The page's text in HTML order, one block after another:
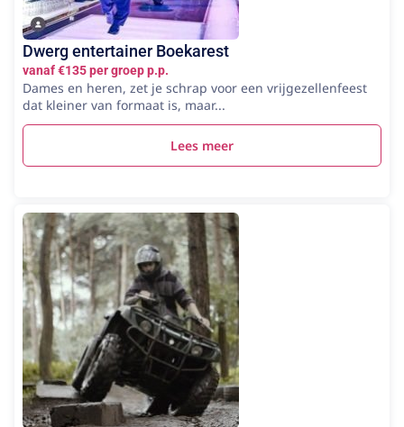
Dwerg entertainer Boekarest
vanaf €135 per groep p.p.
Dames en heren, zet je schrap voor een vrijgezellenfeest
dat kleiner van formaat is, maar...
Lees meer